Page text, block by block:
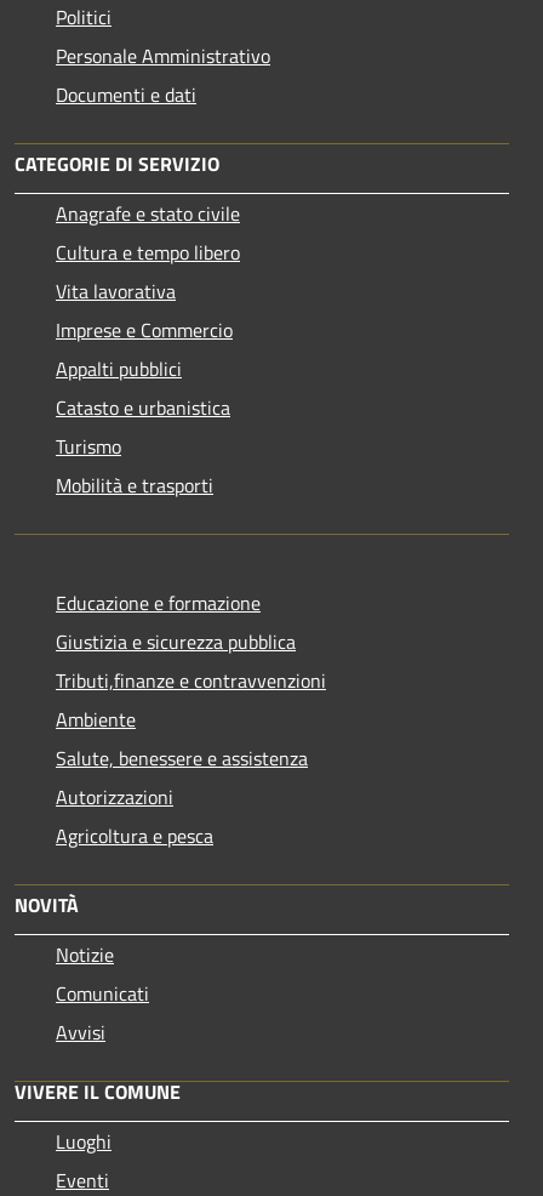
Politici
Personale Amministrativo
Documenti e dati
CATEGORIE DI SERVIZIO
Anagrafe e stato civile
Cultura e tempo libero
Vita lavorativa
Imprese e Commercio
Appalti pubblici
Catasto e urbanistica
Turismo
Mobilità e trasporti
Educazione e formazione
Giustizia e sicurezza pubblica
Tributi,finanze e contravvenzioni
Ambiente
Salute, benessere e assistenza
Autorizzazioni
Agricoltura e pesca
NOVITÀ
Notizie
Comunicati
Avvisi
VIVERE IL COMUNE
Luoghi
Eventi